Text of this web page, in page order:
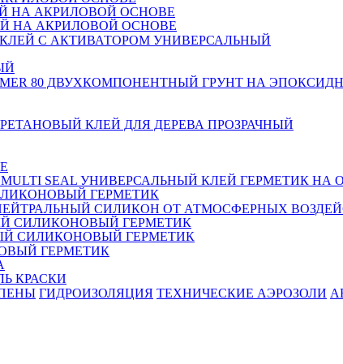
НА АКРИЛОВОЙ ОСНОВЕ
НА АКРИЛОВОЙ ОСНОВЕ
КЛЕЙ С АКТИВАТОРОМ УНИВЕРСАЛЬНЫЙ
80 ДВУХКОМПОНЕНТНЫЙ ГРУНТ НА
КЛЕЙ ДЛЯ ДЕРЕВА ПРОЗРАЧНЫЙ
MULTI SEAL УНИВЕРСАЛЬНЫЙ КЛЕЙ ГЕРМЕТИК НА
ГЕРМЕТИК
СИЛИКОН ОТ АТМОСФЕРНЫХ
СИЛИКОНОВЫЙ ГЕРМЕТИК
СИЛИКОНОВЫЙ ГЕРМЕТИК
ГЕРМЕТИК
КРАСКИ
ГИДРОИЗОЛЯЦИЯ TЕХНИЧЕСКИЕ АЭРОЗОЛИ